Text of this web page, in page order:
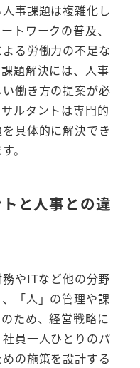
事課題は複雑化し
トワークの普及、
る労働力の不足な
題解決には、人事
働き方の提案が必
ルタントは専門的
具体的に解決でき
。
と人事との違
やITなど他の分野
「人」の管理や課
ため、経営戦略に
員一人ひとりのパ
の施策を設計する